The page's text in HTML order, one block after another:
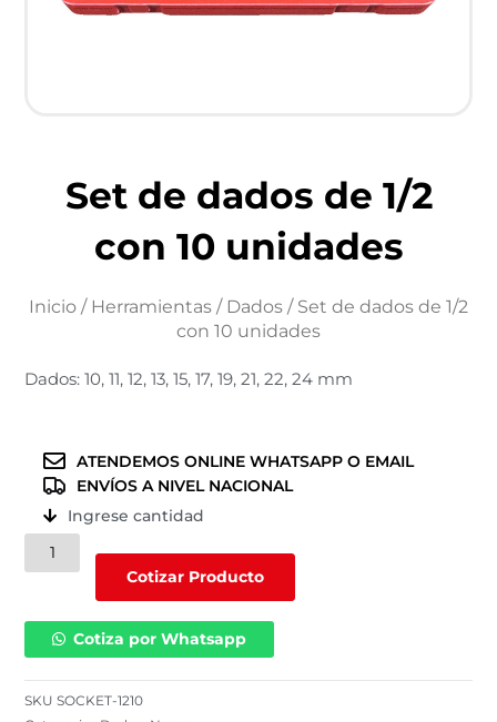
Set de dados de 1/2
con 10 unidades
Inicio / Herramientas / Dados / Set de dados de 1/2
con 10 unidades
Dados: 10, 11, 12, 13, 15, 17, 19, 21, 22, 24 mm
ATENDEMOS ONLINE WHATSAPP O EMAIL
ENVÍOS A NIVEL NACIONAL
Ingrese cantidad
de
de
Cotizar Producto
Cotiza por Whatsapp
SKUSOCKET-1210